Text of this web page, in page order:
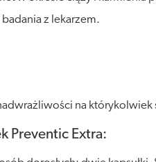
z lekarzem.
na którykolwiek
Preventic Extra: